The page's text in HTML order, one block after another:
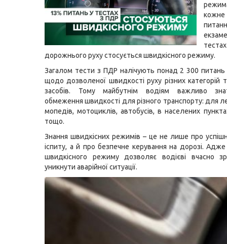
дорожнього руху стосується швидкісного режиму.
Загалом тести з ПДР налічують понад 2 300 питань
щодо дозволеної швидкості руху різних категорій
засобів. Тому майбутнім водіям важливо
обмеження швидкості для різного транспорту: для
мопедів, мотоциклів, автобусів, в населених
тощо.
Знання швидкісних режимів – це не лише про
іспиту, а й про безпечне керування на дорозі.
швидкісного режиму дозволяє водієві вчасно
уникнути аварійної ситуації.